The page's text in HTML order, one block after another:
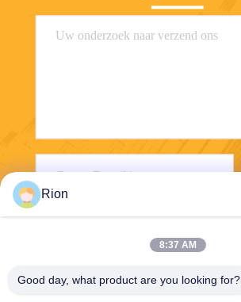
Rion
8:37 AM
Good day, what product are you looking for?